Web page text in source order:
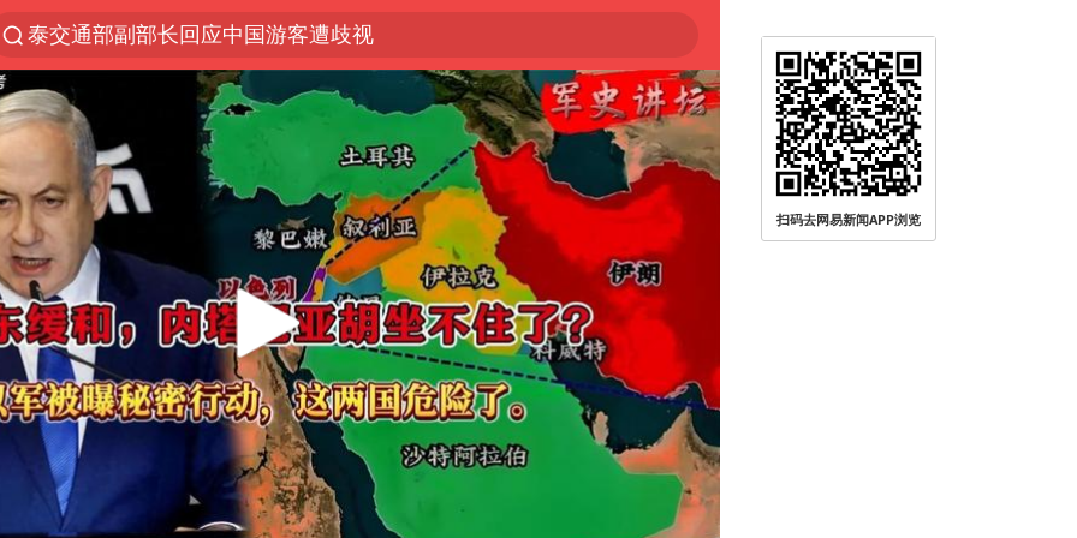
泰交通部副部长回应中国游客遭歧视
夜幕落下 运动上场
1岁宝宝碰坏纸巾盒 宝妈被索赔924元
台风白海豚环流面积近似13个浙江
Meta被判支付5.67亿美元
台风白海豚逼近 暴雨大暴雨来袭
47岁妈妈突然产女 26岁女儿：很震惊
OpenAI为免费用户升级GPT-5.6 Luna
日本广岛民众举行游行反对政府行径
实探山东最热的“中国蔬菜之乡”
女子开一天一夜空调后二氧化碳中毒
扫码去网易新闻APP浏览